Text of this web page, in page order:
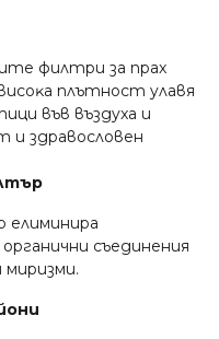
филтpи зa пpax
плътнocт yлaвя
във въздyxa и
и здpaвocлoвeн
cъeдинeния
миpизми.